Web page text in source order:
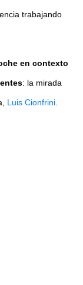
trabajando
en contexto
: la mirada
Luis Cionfrini